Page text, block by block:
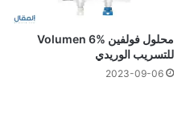
محلول فولفين Volumen 6%
للتسريب الوريدي
2023-09-06